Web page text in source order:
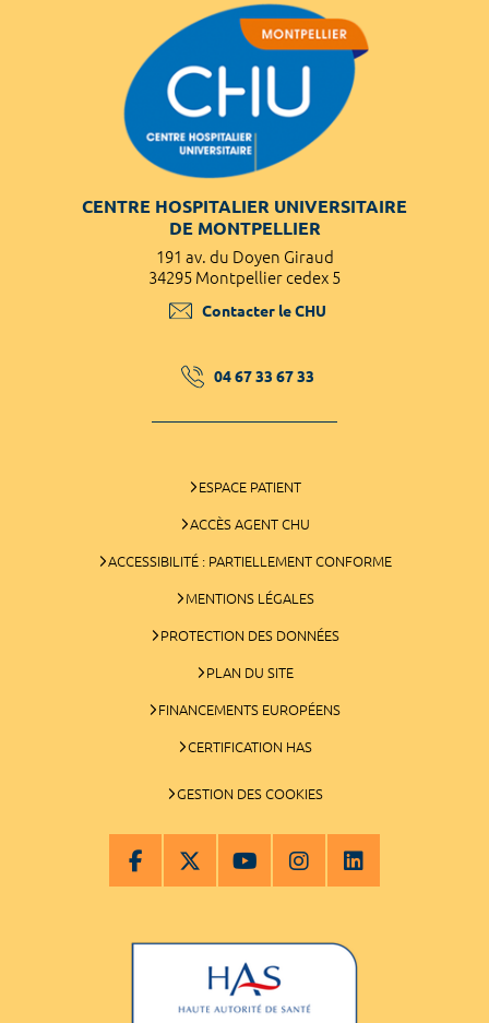
CENTRE HOSPITALIER UNIVERSITAIRE
DE MONTPELLIER
191 av. du Doyen Giraud
34295 Montpellier cedex 5
Contacter le CHU
04 67 33 67 33
ESPACE PATIENT
ACCÈS AGENT CHU
ACCESSIBILITÉ : PARTIELLEMENT CONFORME
MENTIONS LÉGALES
PROTECTION DES DONNÉES
PLAN DU SITE
FINANCEMENTS EUROPÉENS
CERTIFICATION HAS
GESTION DES COOKIES